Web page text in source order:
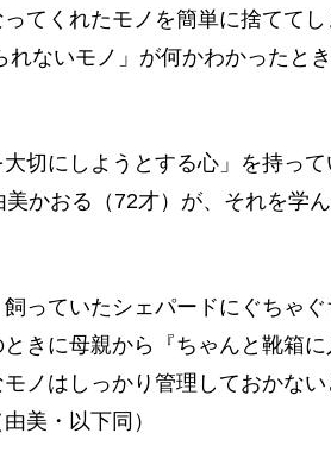
てくれたモノを簡単に捨てて
ないモノ」が何かわかったと
切にしようとする心」を持って
かおる（72才）が、それを学
飼っていたシェパードにぐちゃ
きに母親から『ちゃんと靴箱
ノはしっかり管理しておかな
美・以下同）